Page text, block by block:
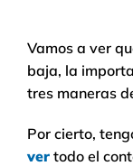
Vamos a ver
baja, la
tres maneras
Por cierto,
ver todo el